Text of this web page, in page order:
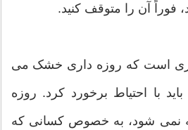
فوراً آن را متوقف کنید.
است که روزه داری خشک می
با احتیاط برخورد کرد. روزه
نمی شود، به خصوص کسانی که